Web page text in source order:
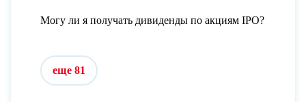
Могу ли я получать дивиденды по акциям IPO?
еще 81